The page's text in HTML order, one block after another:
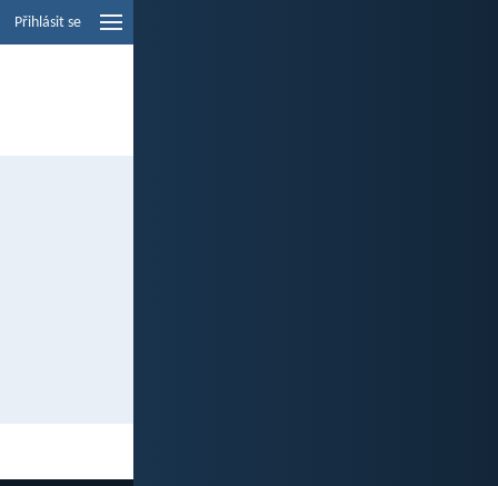
Přihlásit se